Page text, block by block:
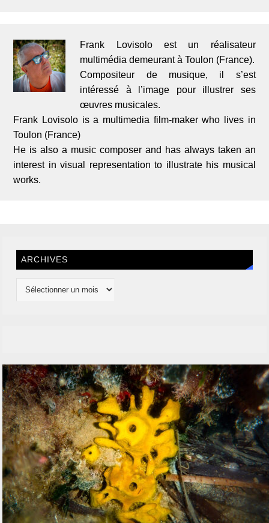
Frank Lovisolo est un réalisateur
multimédia demeurant à Toulon (France).
Compositeur de musique, il s’est
intéressé à l’image pour illustrer ses
œuvres musicales.
Frank Lovisolo is a multimedia film-maker who lives in
Toulon (France)
He is also a music composer and has always taken an
interest in visual representation to illustrate his musical
works.
ARCHIVES